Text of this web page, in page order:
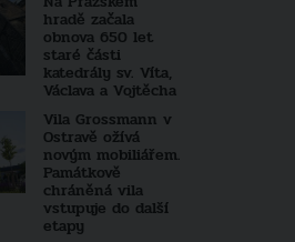
hradě začala
obnova 650 let
staré části
katedrály sv. Víta,
Václava a Vojtěcha
Vila Grossmann v
Ostravě ožívá
novým mobiliářem.
Památkově
chráněná vila
vstupuje do další
etapy